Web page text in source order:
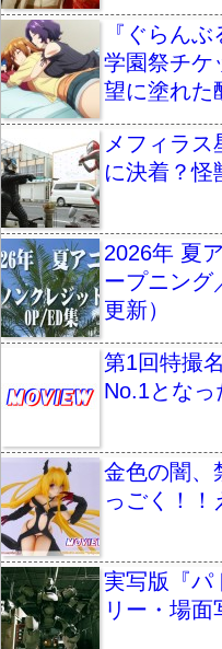
『ぐらん
学園祭チケ
望に塗れた
メフィラ
に決着？怪
2026年 夏
ープニング
更新）
第1回特撮
No.1となっ
金色の闇、
っごく！！
実写版『パ
リー・場面